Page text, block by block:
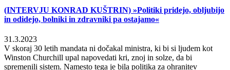
(INTERVJU KONRAD KUŠTRIN) »Politiki pridejo, obljubijo
in odidejo, bolniki in zdravniki pa ostajamo«
31.3.2023
V skoraj 30 letih mandata ni dočakal ministra, ki bi si ljudem kot
Winston Churchill upal napovedati kri, znoj in solze, da bi
spremenili sistem. Namesto tega je bila politika za ohranitev